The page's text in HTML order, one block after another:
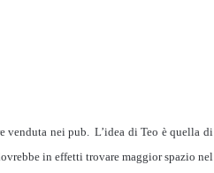
venduta nei pub.
L’idea di Teo è quella di
in effetti trovare maggior spazio nel